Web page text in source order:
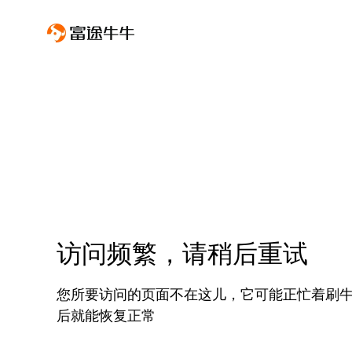
访问频繁，请稍后重试
您所要访问的页面不在这儿，它可能正忙着刷
后就能恢复正常